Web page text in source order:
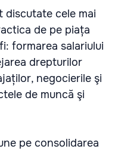
discutate cele mai
de pe piața
formarea salariului
drepturilor
negocierile şi
de muncă şi
pe consolidarea